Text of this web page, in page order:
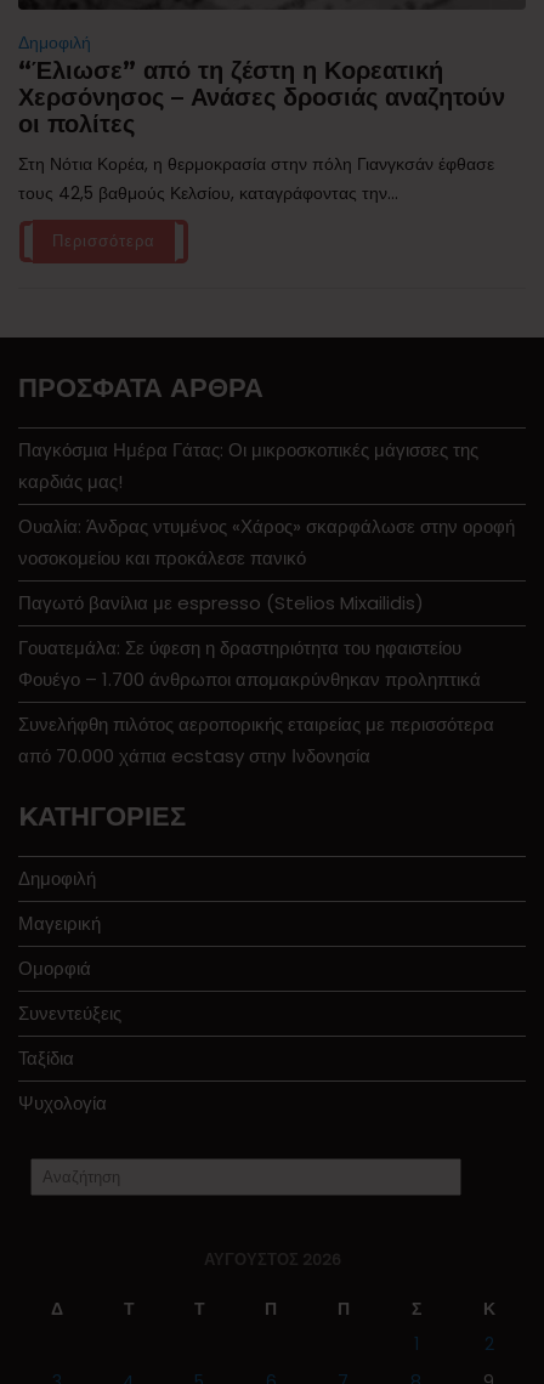
Δημοφιλή
“Έλιωσε” από τη ζέστη η Κορεατική
Χερσόνησος – Ανάσες δροσιάς αναζητούν
οι πολίτες
Στη Νότια Κορέα, η θερμοκρασία στην πόλη Γιανγκσάν έφθασε
τους 42,5 βαθμούς Κελσίου, καταγράφοντας την...
Περισσότερα
ΠΡΌΣΦΑΤΑ ΆΡΘΡΑ
Παγκόσμια Ημέρα Γάτας: Οι μικροσκοπικές μάγισσες της
καρδιάς μας!
Ουαλία: Άνδρας ντυμένος «Χάρος» σκαρφάλωσε στην οροφή
νοσοκομείου και προκάλεσε πανικό
Παγωτό βανίλια με espresso (Stelios Mixailidis)
Γουατεμάλα: Σε ύφεση η δραστηριότητα του ηφαιστείου
Φουέγο – 1.700 άνθρωποι απομακρύνθηκαν προληπτικά
Συνελήφθη πιλότος αεροπορικής εταιρείας με περισσότερα
από 70.000 χάπια ecstasy στην Ινδονησία
KΑΤΗΓΟΡΊΕΣ
Δημοφιλή
Μαγειρική
Ομορφιά
Συνεντεύξεις
Ταξίδια
Ψυχολογία
ΑΎΓΟΥΣΤΟΣ 2026
Δ Τ Τ Π Π Σ
Κ
1
2